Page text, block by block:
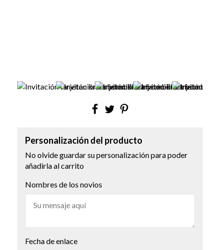
Personalización del producto
No olvide guardar su personalización para poder
añadirla al carrito
Nombres de los novios
Fecha de enlace